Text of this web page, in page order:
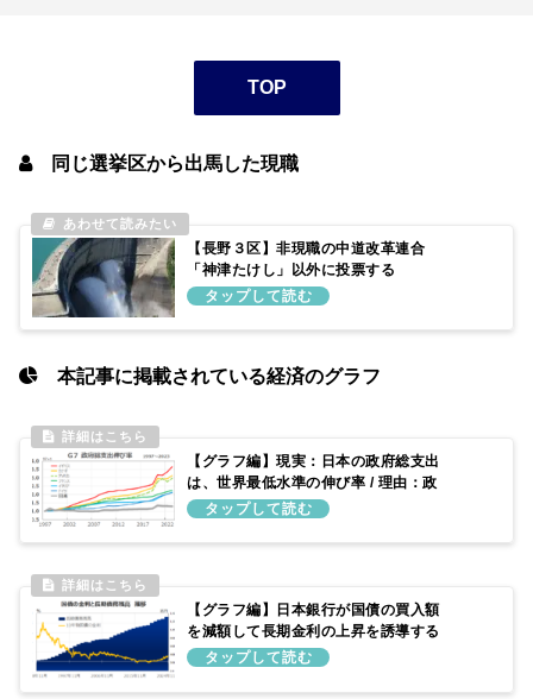
TOP
同じ選挙区から出馬した現職
【長野３区】非現職の中道改革連合
「神津たけし」以外に投票する
本記事に掲載されている経済のグラフ
【グラフ編】現実：日本の政府総支出
は、世界最低水準の伸び率 / 理由：政
府予算を増やしてこなかったため
【グラフ編】日本銀行が国債の買入額
を減額して長期金利の上昇を誘導する
仕組み